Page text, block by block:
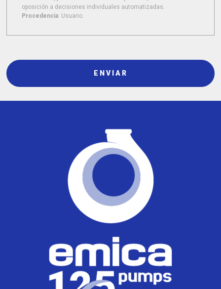
oposición a decisiones individuales automatizadas.
Procedencia: Usuario.
ENVIAR